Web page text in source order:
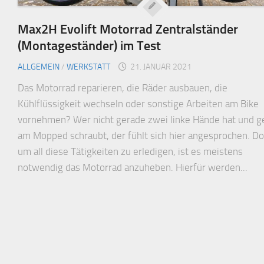
Max2H Evolift Motorrad Zentralständer
(Montageständer) im Test
ALLGEMEIN/ WERKSTATT 21. JANUAR 2021
Das Motorrad reparieren, die Räder ausbauen, die
Kühlflüssigkeit wechseln oder sonstige Arbeiten am Bike
vornehmen? Wer nicht gerade zwei linke Hände hat und
am Mopped schraubt, der fühlt sich hier angesprochen.
um all diese Tätigkeiten zu erledigen, ist es meistens
notwendig das Motorrad anzuheben. Hierfür werden...